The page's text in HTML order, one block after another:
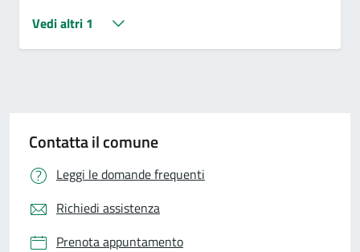
Vedi altri 1
Contatta il comune
Leggi le domande frequenti
Richiedi assistenza
Prenota appuntamento